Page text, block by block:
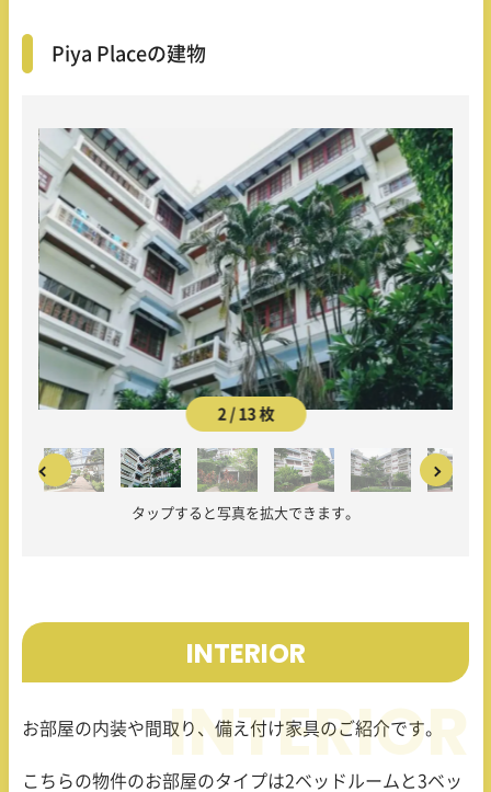
Piya Placeの建物
2 / 13 枚
タップすると写真を拡大できます。
INTERIOR
お部屋の内装や間取り、備え付け家具のご紹介です。
こちらの物件のお部屋のタイプは2ベッドルームと3ベッ